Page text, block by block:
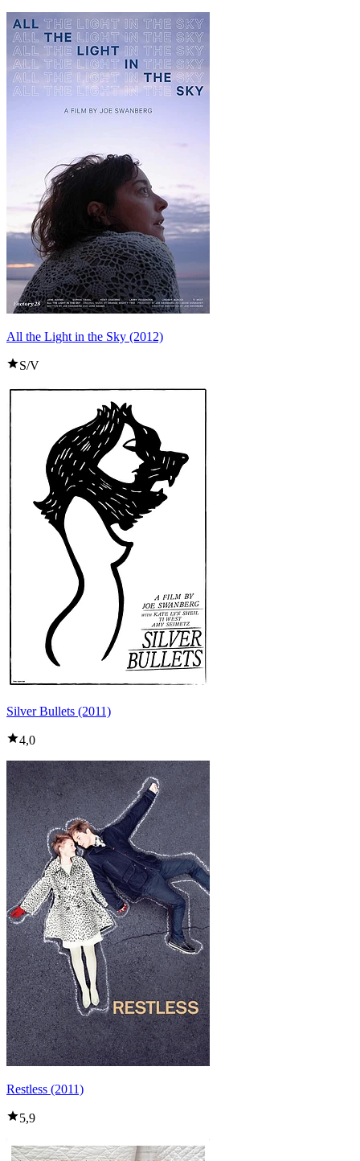
All the Light in the Sky (2012)
S/V
Silver Bullets (2011)
4,0
Restless (2011)
5,9